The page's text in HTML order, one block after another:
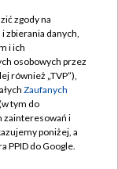
zgody na
zbierania danych,
i ich
osobowych przez
również „TVP”),
Zaufanych
tym do
zainteresowań i
poniżej, a
PPID do Google.